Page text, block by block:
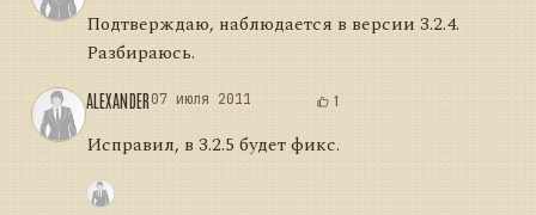
Подтверждаю, наблюдается в версии 3.2.4.
Разбираюсь.
ALEXANDER07 июля 2011 1
Исправил, в 3.2.5 будет фикс.